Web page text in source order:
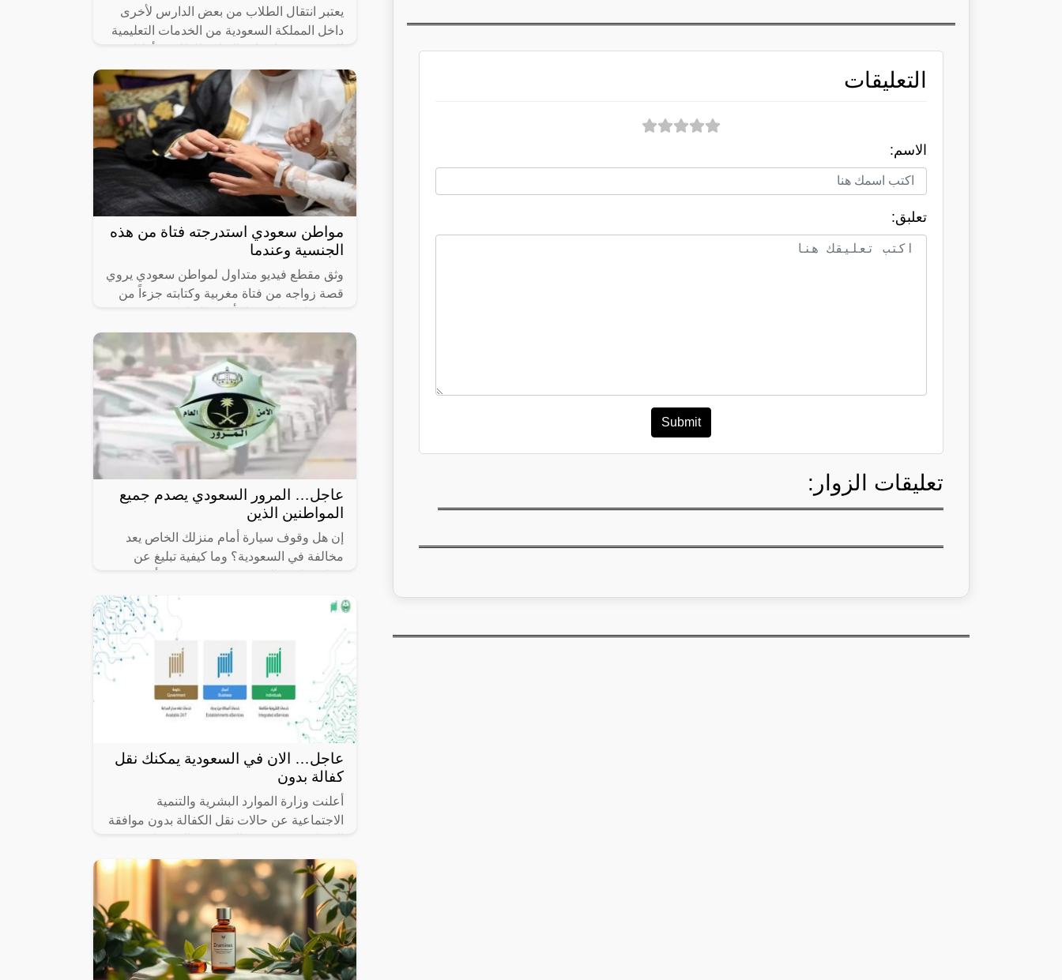
التعليقات
الاسم:
تعلبق:
Submit
تعليقات الزوار:
يعتبر انتقال الطلاب من بعض الدارس لأخرى
داخل المملكة السعودية من الخدمات التعليمية
الأمور لمساعدة اولياء الأمور على
مواطن سعودي استدرجته فتاة من هذه
الجنسية وعندما
وثق مقطع فيديو متداول لمواطن سعودي يروي
قصة زواجه من فتاة مغربية وكتابته جزءاً من
عاجل… المرور السعودي يصدم جميع
المواطنين الذين
إن هل وقوف سيارة أمام منزلك الخاص يعد
مخالفة في السعودية؟ وما كيفية تبليغ عن
الاستفسارات شيوعًا بين العديد من الأشخاص،
عاجل… الان في السعودية يمكنك نقل
كفالة بدون
أعلنت وزارة الموارد البشرية والتنمية
الاجتماعية عن حالات نقل الكفالة بدون موافقة
المملكة العربية السعودية في نقل